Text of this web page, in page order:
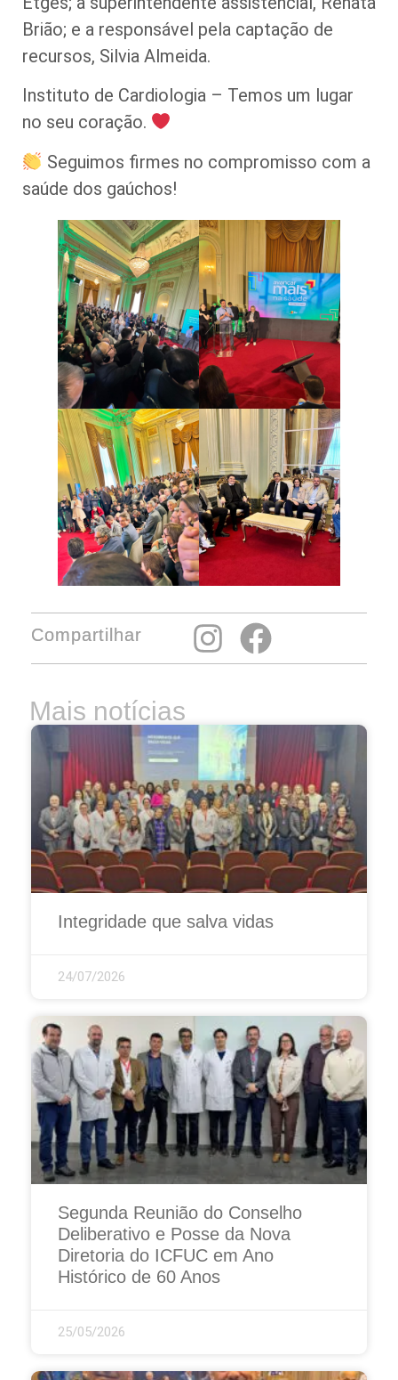
Brião; e a responsável pela captação de
recursos, Silvia Almeida.
Instituto de Cardiologia – Temos um lugar
no seu coração.
Seguimos firmes no compromisso com a
saúde dos gaúchos!
Compartilhar
Mais notícias
Integridade que salva vidas
24/07/2026
Segunda Reunião do Conselho
Deliberativo e Posse da Nova
Diretoria do ICFUC em Ano
Histórico de 60 Anos
25/05/2026